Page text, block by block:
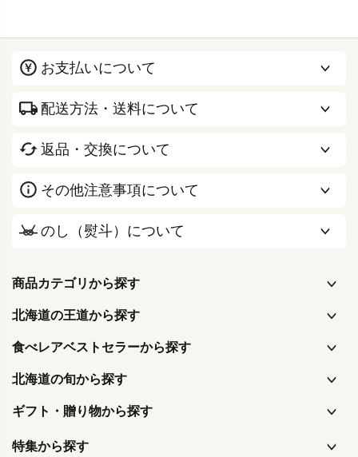
お支払いについて
配送方法・送料について
返品・交換について
その他注意事項について
のし（熨斗）について
商品カテゴリから探す
北海道の王道から探す
食べレアベストセラーから探す
北海道の旬から探す
ギフト・贈り物から探す
特集から探す